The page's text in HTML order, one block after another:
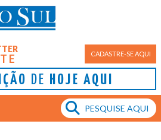
CADASTRE-SE AQUI
DE HOJE AQUI